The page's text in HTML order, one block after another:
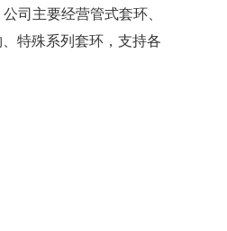
司主要经营管式套环、
特殊系列套环，支持各